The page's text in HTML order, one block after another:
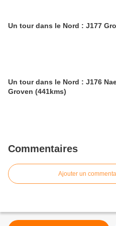
Un tour dans le Nord : J177
Un tour dans le Nord : J176
Groven (441kms)
Commentaires
Ajouter un